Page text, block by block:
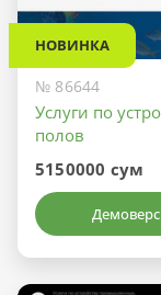
НОВИНКА
№ 86644
Услуги по
полов
5150000 сум